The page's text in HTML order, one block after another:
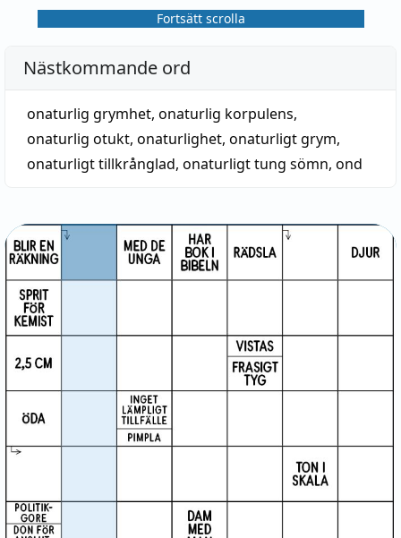
Fortsätt scrolla
Nästkommande ord
onaturlig grymhet, onaturlig korpulens,
onaturlig otukt, onaturlighet, onaturligt grym,
onaturligt tillkrånglad, onaturligt tung sömn, ond